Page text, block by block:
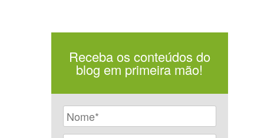
Receba os conteúdos do
blog em primeira mão!